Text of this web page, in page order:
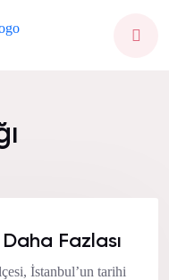
Fazlası
İstanbul’un tarihi